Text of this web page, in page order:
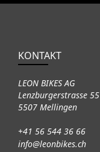
KONTAKT
LEON BIKES AG
Lenzburgerstrasse 55
5507 Mellingen
+41 56 544 36 66
info@leonbikes.ch